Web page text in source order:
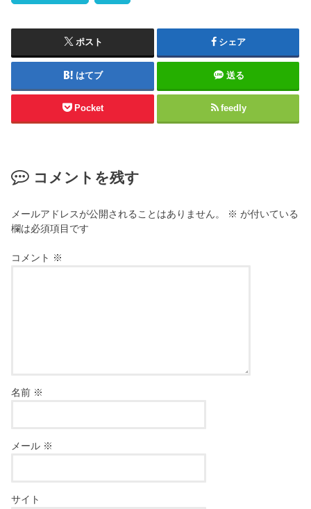
ポスト シェア
はてブ 送る
Pocket feedly
コメントを残す
メールアドレスが公開されることはありません。 ※ が付いている
欄は必須項目です
コメント ※
名前 ※
メール ※
サイト